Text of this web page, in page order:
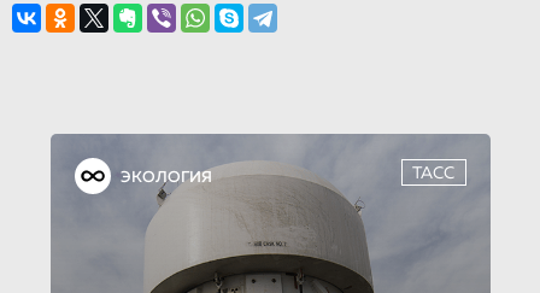
ЭКОЛОГИЯ ТАСС